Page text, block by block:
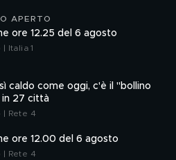
APERTO
ore 12.25 del 6 agosto
Italia 1
caldo come oggi, c'è il "bollino
in 27 città
| Rete 4
ore 12.00 del 6 agosto
| Rete 4